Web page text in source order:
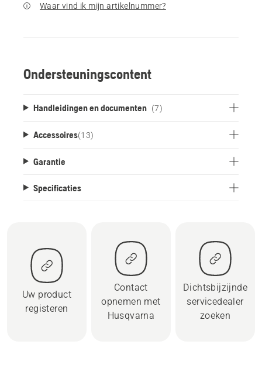
Waar vind ik mijn artikelnummer?
Ondersteuningscontent
Handleidingen en documenten (7)
Accessoires(13)
Garantie
Specificaties
Uw product
registeren
Contact
opnemen met
Husqvarna
Dichtsbijzijnde
servicedealer
zoeken